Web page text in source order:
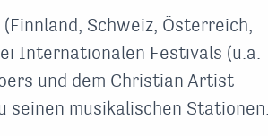
Schweiz, Österreich,
Internationalen Festivals (u.a.
und dem Christian Artist
seinen musikalischen Stationen.